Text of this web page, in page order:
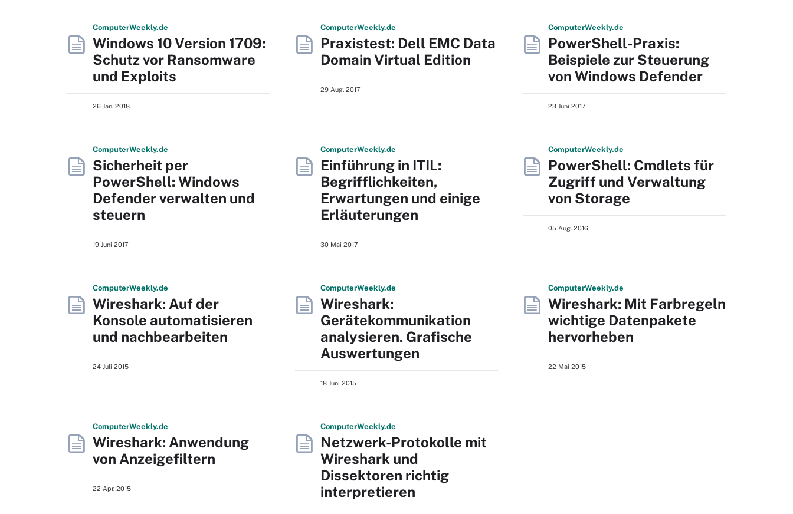
ComputerWeekly.de
Windows 10 Version 1709:
Schutz vor Ransomware
und Exploits
26 Jan. 2018
ComputerWeekly.de
Praxistest: Dell EMC Data
Domain Virtual Edition
29 Aug. 2017
ComputerWeekly.de
PowerShell-Praxis:
Beispiele zur Steuerung
von Windows Defender
23 Juni 2017
ComputerWeekly.de
Sicherheit per
PowerShell: Windows
Defender verwalten und
steuern
19 Juni 2017
ComputerWeekly.de
Einführung in ITIL:
Begrifflichkeiten,
Erwartungen und einige
Erläuterungen
30 Mai 2017
ComputerWeekly.de
PowerShell: Cmdlets für
Zugriff und Verwaltung
von Storage
05 Aug. 2016
ComputerWeekly.de
Wireshark: Auf der
Konsole automatisieren
und nachbearbeiten
24 Juli 2015
ComputerWeekly.de
Wireshark:
Gerätekommunikation
analysieren. Grafische
Auswertungen
18 Juni 2015
ComputerWeekly.de
Wireshark: Mit Farbregeln
wichtige Datenpakete
hervorheben
22 Mai 2015
ComputerWeekly.de
Wireshark: Anwendung
von Anzeigefiltern
22 Apr. 2015
ComputerWeekly.de
Netzwerk-Protokolle mit
Wireshark und
Dissektoren richtig
interpretieren